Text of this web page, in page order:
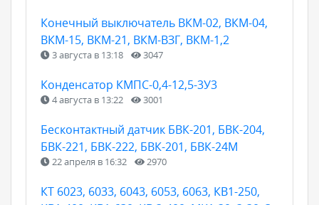
Конечный выключатель ВКМ-02, ВКМ-04,
ВКМ-15, ВКМ-21, ВКМ-ВЗГ, ВКМ-1,2
3 августа в 13:18 3047
Конденсатор КМПС-0,4-12,5-3У3
4 августа в 13:22 3001
Бесконтактный датчик БВК-201, БВК-204,
БВК-221, БВК-222, БВК-201, БВК-24М
22 апреля в 16:32 2970
КТ 6023, 6033, 6043, 6053, 6063, КВ1-250,